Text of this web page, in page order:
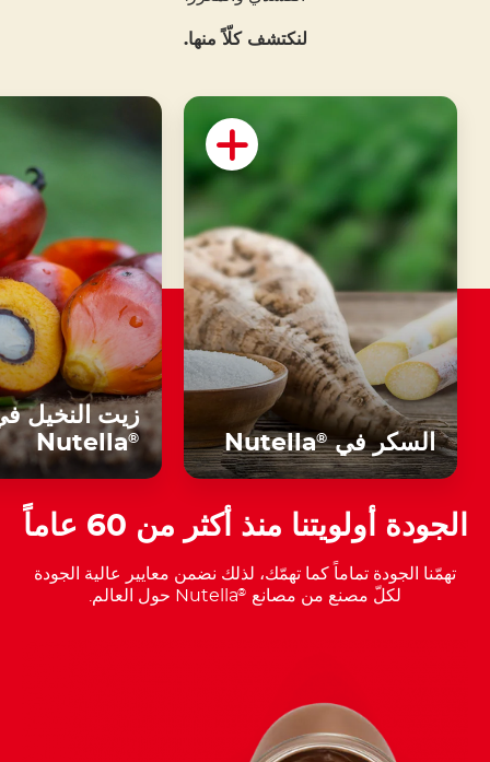
لنكتشف كلّاً منها.
السكر في Nutella®
زيت النخيل
Nutella®
الجودة أولويتنا منذ أكثر من 60 عاماً
تهمّنا الجودة تماماً كما تهمّك، لذلك نضمن معايير عالية الجودة
لكلّ مصنع من مصانع ®Nutella حول العالم.